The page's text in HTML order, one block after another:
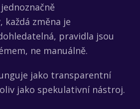
změna je
pravidla jsou
ne manuálně.
jako transparentní
jako spekulativní nástroj.